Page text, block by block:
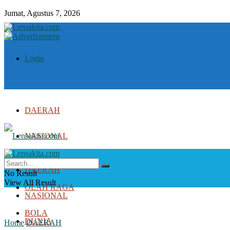
Jumat, Agustus 7, 2026
Login
DAERAH
NASIONAL
DUNIA
OLAH RAGA
BOLA
DAERAH
NASIONAL
DUNIA
No Result
View All Result
Home DAERAH